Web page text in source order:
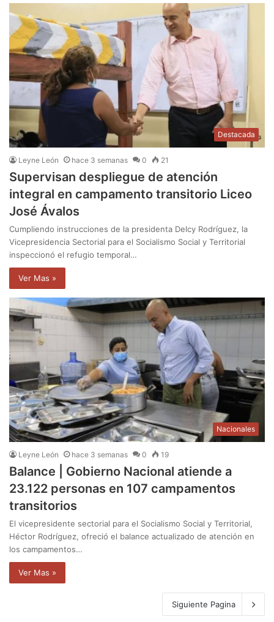
Destacada
Leyne León hace 3 semanas 0 21
Supervisan despliegue de atención
integral en campamento transitorio Liceo
José Ávalos
Cumpliendo instrucciones de la presidenta Delcy Rodríguez, la
Vicepresidencia Sectorial para el Socialismo Social y Territorial
inspeccionó el refugio temporal…
Ver Mas »
Nacionales
Leyne León hace 3 semanas 0 19
Balance | Gobierno Nacional atiende a
23.122 personas en 107 campamentos
transitorios
El vicepresidente sectorial para el Socialismo Social y Territorial,
Héctor Rodríguez, ofreció el balance actualizado de atención en
los campamentos…
Ver Mas »
Siguiente Pagina